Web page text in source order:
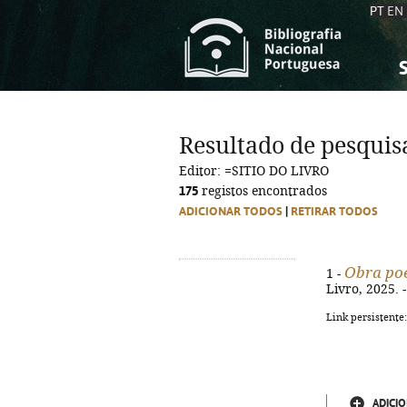
PT EN
Resultado de
Editor: =SITIO DO LIVRO
175 registos encontrados
ADICIONAR TODOS RETIRAR TODOS
1 - Obra
Livro, 2025. -
Link